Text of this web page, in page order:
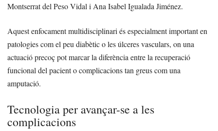
Montserrat del Peso Vidal i Ana Isabel Igualada Jiménez.
Aquest enfocament multidisciplinari és especialment important en
patologies com el peu diabètic o les úlceres vasculars, on una
actuació precoç pot marcar la diferència entre la recuperació
funcional del pacient o complicacions tan greus com una
amputació.
Tecnologia per avançar-se a les
complicacions